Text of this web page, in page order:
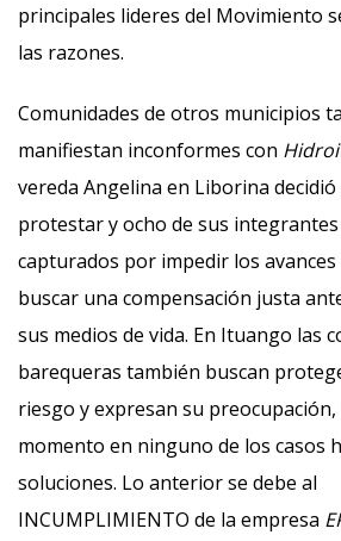
principales lideres del Movimiento
las razones.
Comunidades de otros municipios
manifiestan inconformes con
vereda Angelina en Liborina decidió
protestar y ocho de sus
capturados por impedir los avances
buscar una compensación justa
sus medios de vida. En Ituango las
barequeras también buscan
riesgo y expresan su preocupación,
momento en ninguno de los casos
soluciones. Lo anterior se debe al
INCUMPLIMIENTO de la empresa